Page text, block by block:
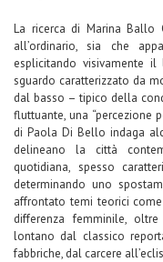
La ricerca di Marina Ballo
all’ordinario, sia che
esplicitando visivamente il
sguardo caratterizzato da
dal basso – tipico della
fluttuante, una “percezione
di Paola Di Bello indaga
delineano la città
quotidiana, spesso
determinando uno
affrontato temi teorici
differenza femminile,
lontano dal classico
fabbriche, dal carcere